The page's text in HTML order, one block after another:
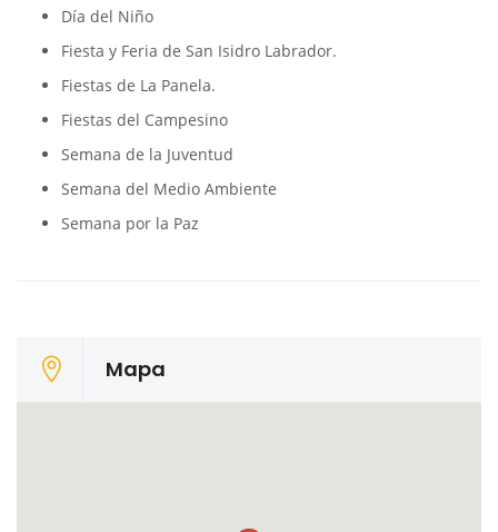
Día del Niño
Fiesta y Feria de San Isidro Labrador.
Fiestas de La Panela.
Fiestas del Campesino
Semana de la Juventud
Semana del Medio Ambiente
Semana por la Paz
Mapa